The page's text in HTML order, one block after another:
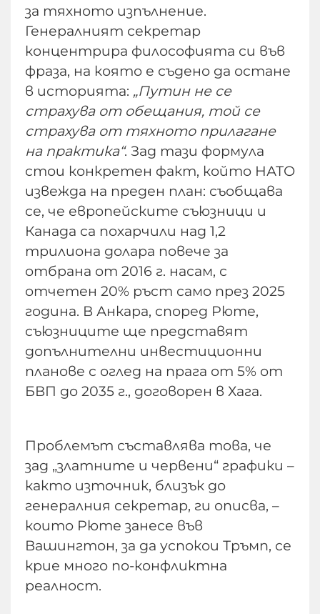
за тяхното изпълнение.
Генералният секретар
концентрира философията си във
фраза, на която е съдено да остане
в историята: „Путин не се
страхува от обещания, той се
страхува от тяхното прилагане
на практика“. Зад тази формула
стои конкретен факт, който НАТО
извежда на преден план: съобщава
се, че европейските съюзници и
Канада са похарчили над 1,2
трилиона долара повече за
отбрана от 2016 г. насам, с
отчетен 20% ръст само през 2025
година. В Анкара, според Рюте,
съюзниците ще представят
допълнителни инвестиционни
планове с оглед на прага от 5% от
БВП до 2035 г., договорен в Хага.
Проблемът съставлява това, че
зад „златните и червени“ графики –
както източник, близък до
генералния секретар, ги описва, –
които Рюте занесе във
Вашингтон, за да успокои Тръмп, се
крие много по-конфликтна
реалност.